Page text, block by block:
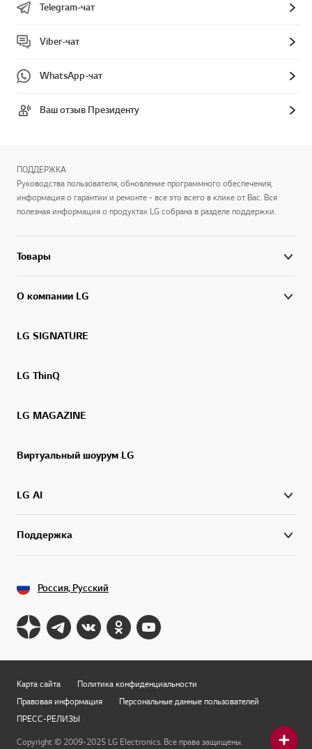
Telegram-чат
Viber-чат
WhatsApp-чат
Ваш отзыв Президенту
ПОДДЕРЖКА
Руководства пользователя, обновление программного обеспечения,
информация о гарантии и ремонте - все это всего в клике от Вас. Вся
полезная информация о продуктах LG собрана в разделе поддержки.
Товары
О компании LG
LG SIGNATURE
LG ThinQ
LG MAGAZINE
Виртуальный шоурум LG
LG AI
Поддержка
Россия, Русский
Карта сайта
Политика конфиденциальности
Правовая информация
Персональные данные пользователей
ПРЕСС-РЕЛИЗЫ
Copyright © 2009-2025 LG Electronics. Все права защищены.